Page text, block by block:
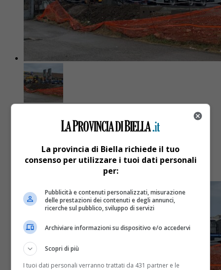
Tigros inaugura a Chiavazza
L’apertura è prevista mercoledì 28 maggio. E’ il
24esimo punto vendita di questa tipologia in città
La provincia di Biella richiede il tuo
consenso per utilizzare i tuoi dati personali
per:
Pubblicità e contenuti personalizzati, misurazione
delle prestazioni dei contenuti e degli annunci,
ricerche sul pubblico, sviluppo di servizi
Archiviare informazioni su dispositivo e/o accedervi
Scopri di più
I tuoi dati personali verranno trattati da 431 partner e le